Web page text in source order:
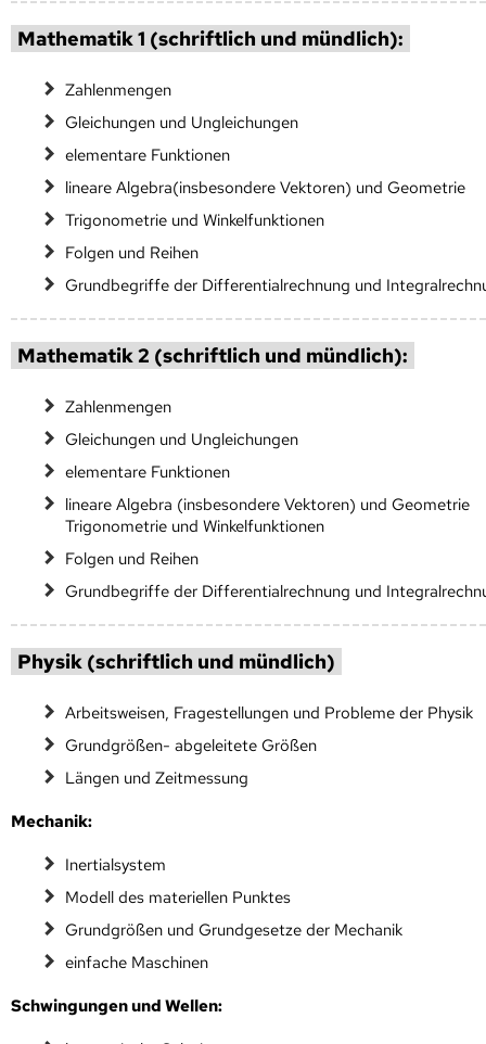
Mathematik 1 (schriftlich und mündlich):
Zahlenmengen
Gleichungen und Ungleichungen
elementare Funktionen
lineare Algebra(insbesondere Vektoren) und Geometrie
Trigonometrie und Winkelfunktionen
Folgen und Reihen
Grundbegriffe der Differentialrechnung und
Mathematik 2 (schriftlich und mündlich):
Zahlenmengen
Gleichungen und Ungleichungen
elementare Funktionen
lineare Algebra (insbesondere Vektoren) und Geometrie
Trigonometrie und Winkelfunktionen
Folgen und Reihen
Grundbegriffe der Differentialrechnung und
Physik (schriftlich und mündlich)
Arbeitsweisen, Fragestellungen und Probleme der Physik
Grundgrößen- abgeleitete Größen
Längen und Zeitmessung
Mechanik:
Inertialsystem
Modell des materiellen Punktes
Grundgrößen und Grundgesetze der Mechanik
einfache Maschinen
Schwingungen und Wellen: